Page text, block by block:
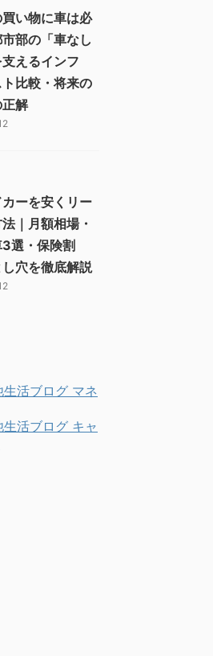
い物に車は必
部の「車なし
えるインフ
比較・将来の
解
ーを安くリー
｜月額相場・
選・保険割
穴を徹底解説